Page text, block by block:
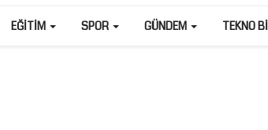
EĞITIM SPOR GÜNDEM TEKNO